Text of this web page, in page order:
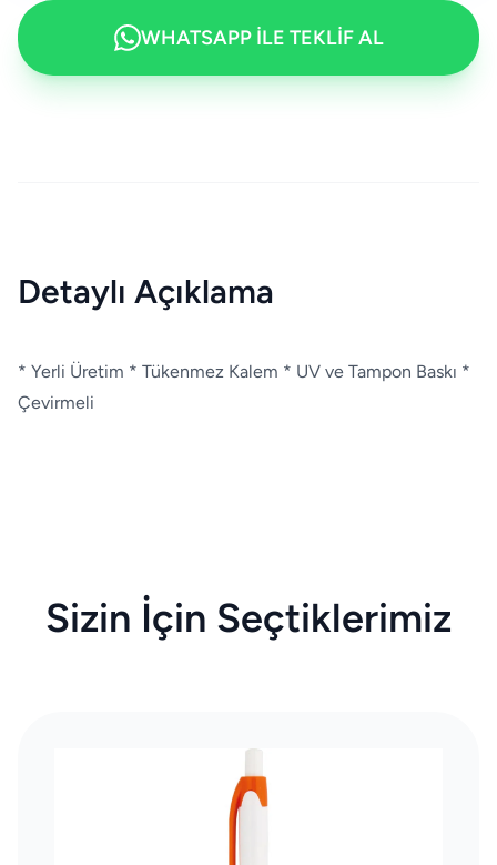
WHATSAPP İLE TEKLİF AL
Detaylı Açıklama
* Yerli Üretim * Tükenmez Kalem * UV ve Tampon Baskı *
Çevirmeli
Sizin İçin Seçtiklerimiz